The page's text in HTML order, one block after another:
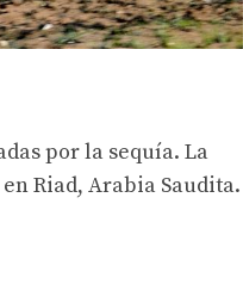
por la sequía. La
Riad, Arabia Saudita.